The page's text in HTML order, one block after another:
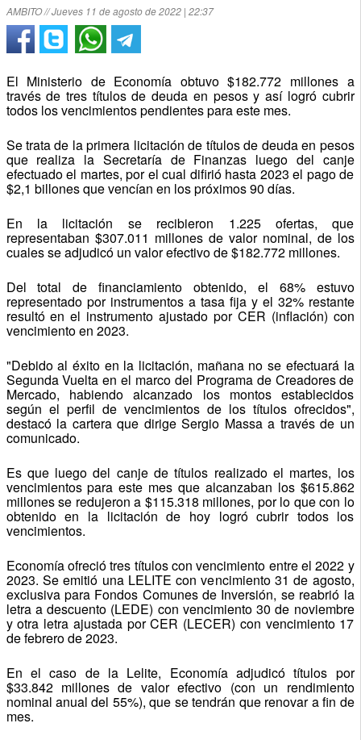
AMBITO // Jueves 11 de agosto de 2022 | 22:37
El Ministerio de Economía obtuvo $182.772 millones a
través de tres títulos de deuda en pesos y así logró cubrir
todos los vencimientos pendientes para este mes.
Se trata de la primera licitación de títulos de deuda en pesos
que realiza la Secretaría de Finanzas luego del canje
efectuado el martes, por el cual difirió hasta 2023 el pago de
$2,1 billones que vencían en los próximos 90 días.
En la licitación se recibieron 1.225 ofertas, que
representaban $307.011 millones de valor nominal, de los
cuales se adjudicó un valor efectivo de $182.772 millones.
Del total de financiamiento obtenido, el 68% estuvo
representado por instrumentos a tasa fija y el 32% restante
resultó en el instrumento ajustado por CER (inflación) con
vencimiento en 2023.
"Debido al éxito en la licitación, mañana no se efectuará la
Segunda Vuelta en el marco del Programa de Creadores de
Mercado, habiendo alcanzado los montos establecidos
según el perfil de vencimientos de los títulos ofrecidos",
destacó la cartera que dirige Sergio Massa a través de un
comunicado.
Es que luego del canje de títulos realizado el martes, los
vencimientos para este mes que alcanzaban los $615.862
millones se redujeron a $115.318 millones, por lo que con lo
obtenido en la licitación de hoy logró cubrir todos los
vencimientos.
Economía ofreció tres títulos con vencimiento entre el 2022 y
2023. Se emitió una LELITE con vencimiento 31 de agosto,
exclusiva para Fondos Comunes de Inversión, se reabrió la
letra a descuento (LEDE) con vencimiento 30 de noviembre
y otra letra ajustada por CER (LECER) con vencimiento 17
de febrero de 2023.
En el caso de la Lelite, Economía adjudicó títulos por
$33.842 millones de valor efectivo (con un rendimiento
nominal anual del 55%), que se tendrán que renovar a fin de
mes.